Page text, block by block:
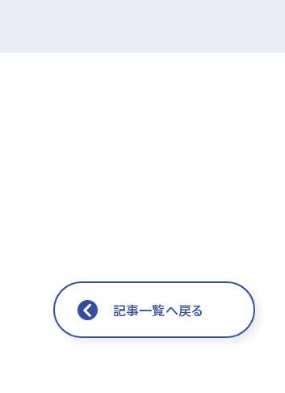
記事一覧へ戻る